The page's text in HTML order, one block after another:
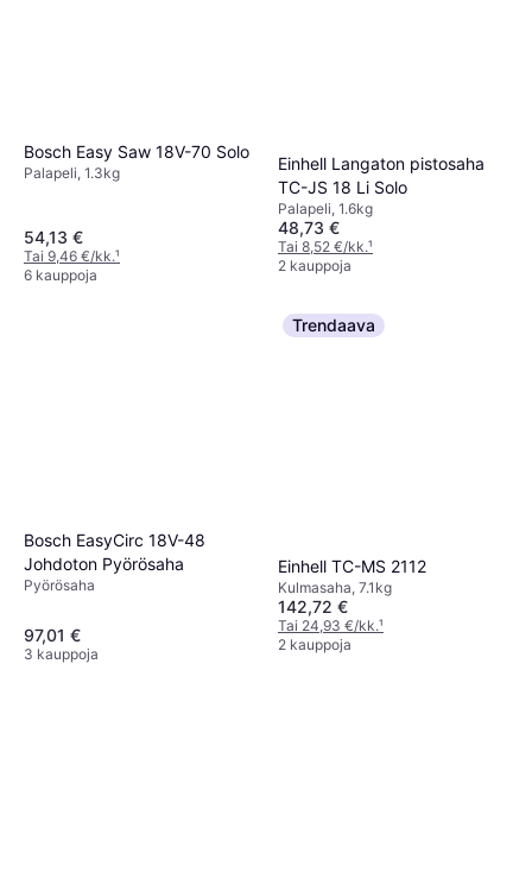
Bosch Easy Saw 18V-70 Solo
Palapeli, 1.3kg
54,13 €
Tai 9,46 €/kk.¹
6 kauppoja
Einhell Langaton pistosaha
TC-JS 18 Li Solo
Palapeli, 1.6kg
48,73 €
Tai 8,52 €/kk.¹
2 kauppoja
Bosch EasyCirc 18V-48
Johdoton Pyörösaha
Pyörösaha
97,01 €
3 kauppoja
Trendaava
Einhell TC-MS 2112
Kulmasaha, 7.1kg
142,72 €
Tai 24,93 €/kk.¹
2 kauppoja